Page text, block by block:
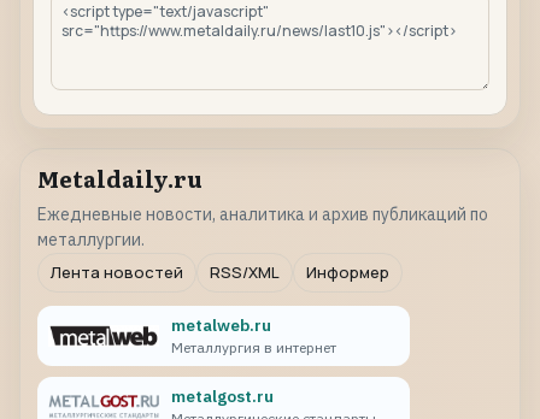
Metaldaily.ru
Ежедневные новости, аналитика и архив публикаций по
металлургии.
Лента новостей
RSS/XML Информер
metalweb.ru
Металлургия в интернет
metalgost.ru